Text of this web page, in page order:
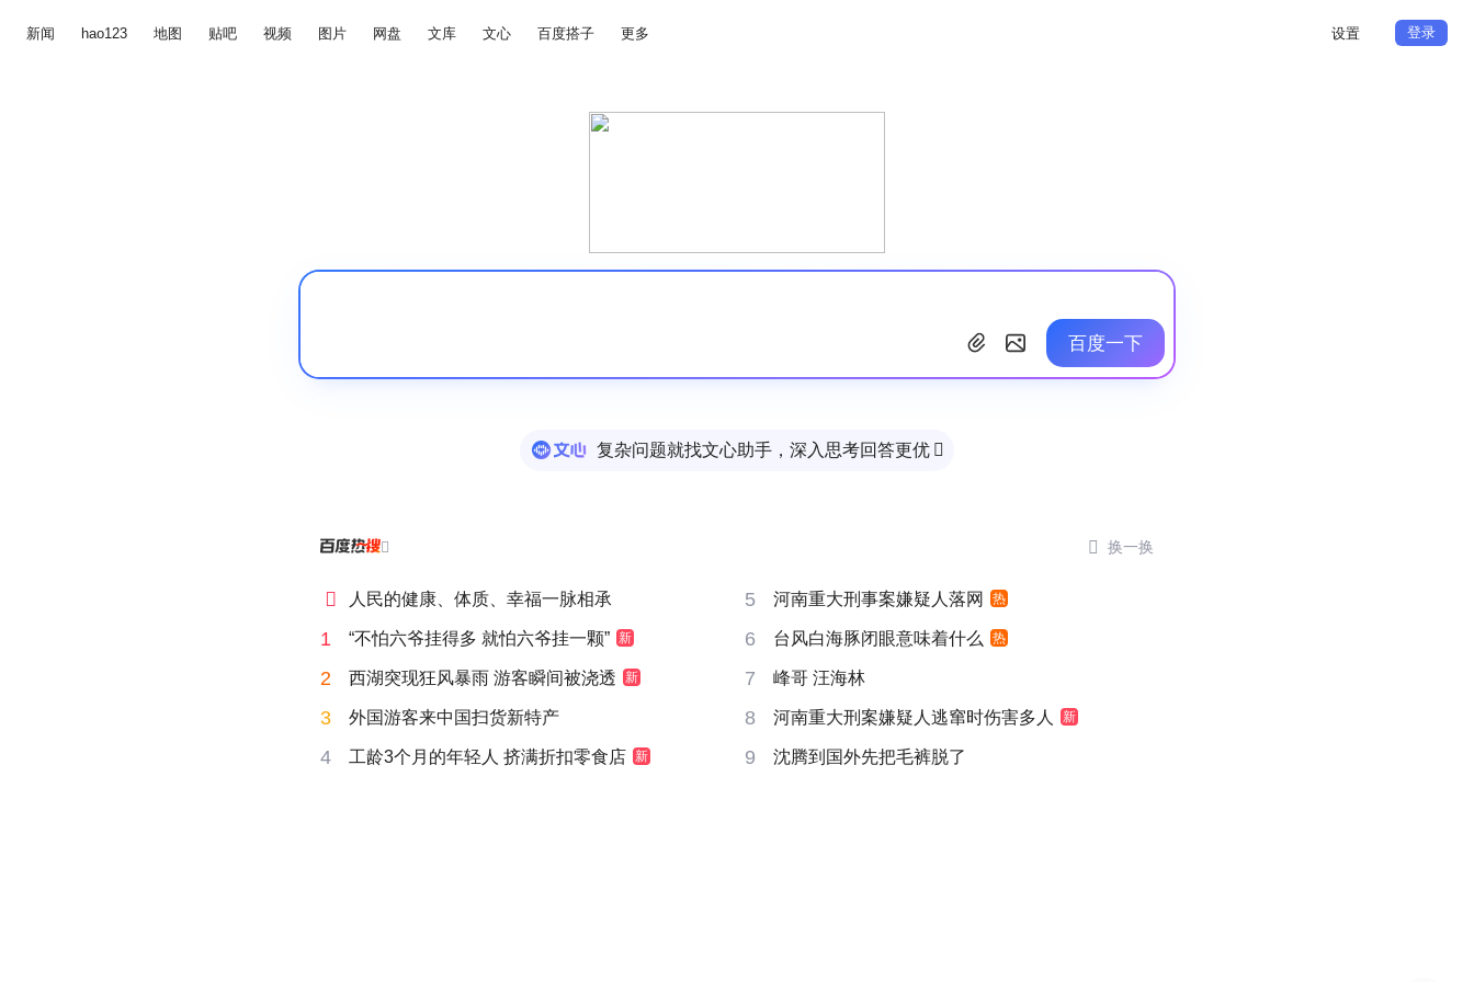
新闻 hao123 地图 贴吧 视频 图片 网盘 文库 文心 百度搭子 更多 设置 登录
百度一下
复杂问题就找文心助手，深入思考回答更优 
  换一换
 人民的健康、体质、幸福一脉相承 5 河南重大刑事案嫌疑人落网 热
1 “不怕六爷挂得多 就怕六爷挂一颗” 新 6 台风白海豚闭眼意味着什么 热
2 西湖突现狂风暴雨 游客瞬间被浇透 新 7 峰哥 汪海林
3 外国游客来中国扫货新特产 8 河南重大刑案嫌疑人逃窜时伤害多人 新
4 工龄3个月的年轻人 挤满折扣零食店 新 9 沈腾到国外先把毛裤脱了